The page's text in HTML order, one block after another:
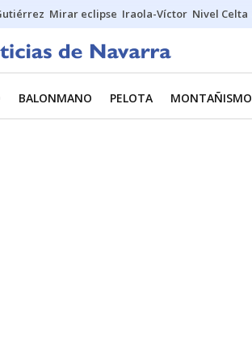
Mirar eclipse Iraola-Víctor Nivel Celta
BALONMANO PELOTA MONTAÑISMO